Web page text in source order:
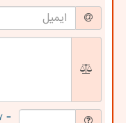
= ۷ بعلاوه ۱